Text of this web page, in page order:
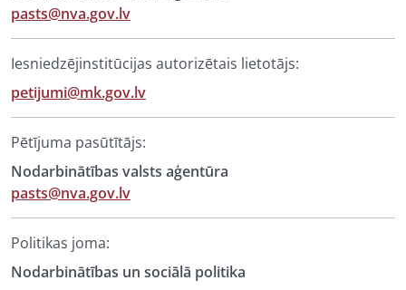
pasts@nva.gov.lv
Iesniedzējinstitūcijas autorizētais lietotājs:
petijumi@mk.gov.lv
Pētījuma pasūtītājs:
Nodarbinātības valsts aģentūra
pasts@nva.gov.lv
Politikas joma:
Nodarbinātības un sociālā politika